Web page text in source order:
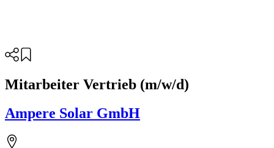
Mitarbeiter Vertrieb (m/w/d)
Ampere Solar GmbH